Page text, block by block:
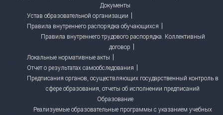
Документы
Устав образовательной организации
Правила внутреннего распорядка обучающихся
Правила внутреннего трудового распорядка. Коллективный
договор
Локальные нормативные акты
Отчет о результатах самообследования
Предписания органов, осуществляющих государственный контроль в
сфере образования, отчеты об исполнении предписаний
Образование
Реализуемые образовательные программы с указанием учебных